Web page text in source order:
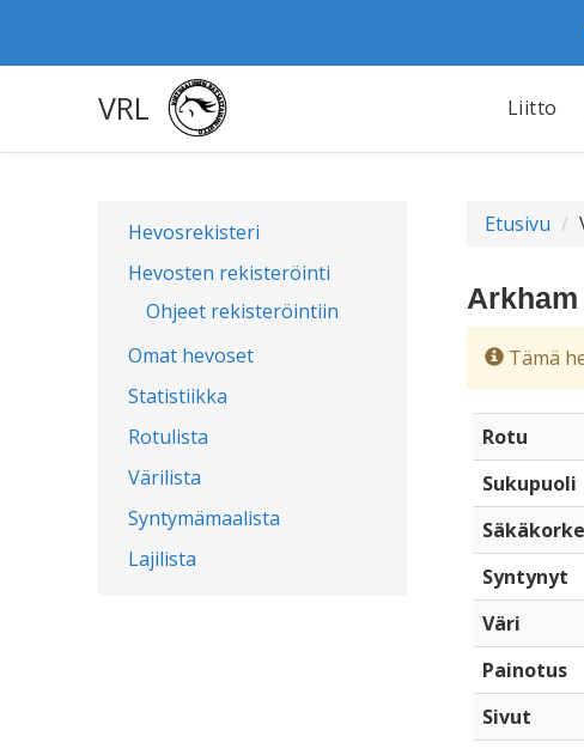
VRL Liitto
Hevosrekisteri
Hevosten rekisteröinti
Ohjeet rekisteröintiin
Omat hevoset
Statistiikka
Rotulista
Värilista
Syntymämaalista
Lajilista
Etusivu
Arkham
Tämä
Rotu
Sukupuoli
Syntynyt
Väri
Painotus
Sivut